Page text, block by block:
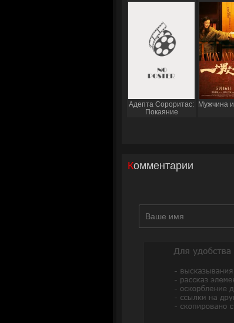
Адепта Сороритас:
Покаяние
Мужчина
Комментарии